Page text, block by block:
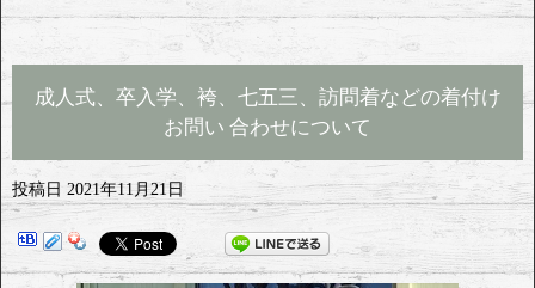
成人式、卒入学、袴、七五三、訪問着などの着付け
お問い 合わせについて
投稿日 2021年11月21日